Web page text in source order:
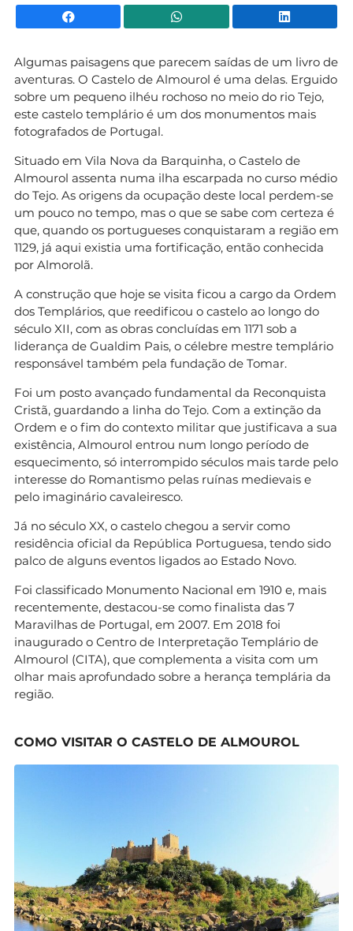
Facebook WhatsApp
Algumas paisagens que parecem saídas de um livro de
aventuras. O Castelo de Almourol é uma delas. Erguido
sobre um pequeno ilhéu rochoso no meio do rio Tejo,
este castelo templário é um dos monumentos mais
fotografados de Portugal.
Situado em Vila Nova da Barquinha, o Castelo de
Almourol assenta numa ilha escarpada no curso médio
do Tejo. As origens da ocupação deste local perdem-se
um pouco no tempo, mas o que se sabe com certeza é
que, quando os portugueses conquistaram a região em
1129, já aqui existia uma fortificação, então conhecida
por Almorolã.
A construção que hoje se visita ficou a cargo da Ordem
dos Templários, que reedificou o castelo ao longo do
século XII, com as obras concluídas em 1171 sob a
liderança de Gualdim Pais, o célebre mestre templário
responsável também pela fundação de Tomar.
Foi um posto avançado fundamental da Reconquista
Cristã, guardando a linha do Tejo. Com a extinção da
Ordem e o fim do contexto militar que justificava a sua
existência, Almourol entrou num longo período de
esquecimento, só interrompido séculos mais tarde pelo
interesse do Romantismo pelas ruínas medievais e
pelo imaginário cavaleiresco.
Já no século XX, o castelo chegou a servir como
residência oficial da República Portuguesa, tendo sido
palco de alguns eventos ligados ao Estado Novo.
Foi classificado Monumento Nacional em 1910 e, mais
recentemente, destacou-se como finalista das 7
Maravilhas de Portugal, em 2007. Em 2018 foi
inaugurado o Centro de Interpretação Templário de
Almourol (CITA), que complementa a visita com um
olhar mais aprofundado sobre a herança templária da
região.
COMO VISITAR O CASTELO DE ALMOUROL